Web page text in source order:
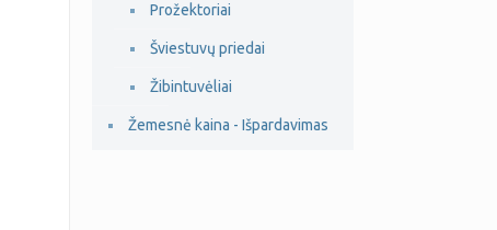
Prožektoriai
Šviestuvų priedai
Žibintuvėliai
Žemesnė kaina - Išpardavimas